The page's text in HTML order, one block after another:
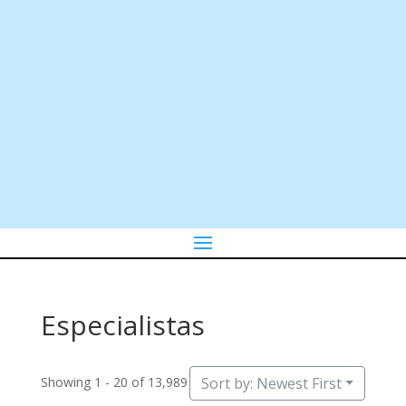
Especialistas
Showing 1 - 20 of 13,989 Sort by: Newest First